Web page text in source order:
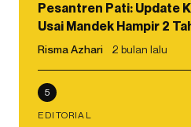
Pesantren Pati: Update
Usai Mandek Hampir 2
Risma Azhari 2 bulan lalu
5
EDITORIAL